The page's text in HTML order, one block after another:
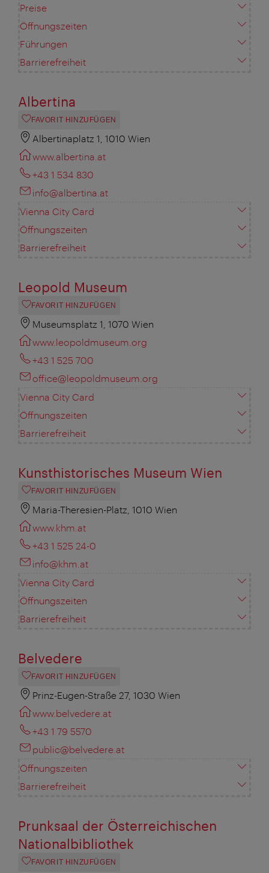
Preise
Öffnungszeiten
Führungen
Barrierefreiheit
Albertina
FAVORIT HINZUFÜGEN
Albertinaplatz 1, 1010 Wien
www.albertina.at
+43 1 534 830
info@albertina.at
Vienna City Card
Öffnungszeiten
Barrierefreiheit
Leopold Museum
FAVORIT HINZUFÜGEN
Museumsplatz 1, 1070 Wien
www.leopoldmuseum.org
+43 1 525 700
office@leopoldmuseum.org
Vienna City Card
Öffnungszeiten
Barrierefreiheit
Kunsthistorisches Museum Wien
FAVORIT HINZUFÜGEN
Maria-Theresien-Platz, 1010 Wien
www.khm.at
+43 1 525 24-0
info@khm.at
Vienna City Card
Öffnungszeiten
Barrierefreiheit
Belvedere
FAVORIT HINZUFÜGEN
Prinz-Eugen-Straße 27, 1030 Wien
www.belvedere.at
+43 1 79 5570
public@belvedere.at
Öffnungszeiten
Barrierefreiheit
Prunksaal der Österreichischen
Nationalbibliothek
FAVORIT HINZUFÜGEN